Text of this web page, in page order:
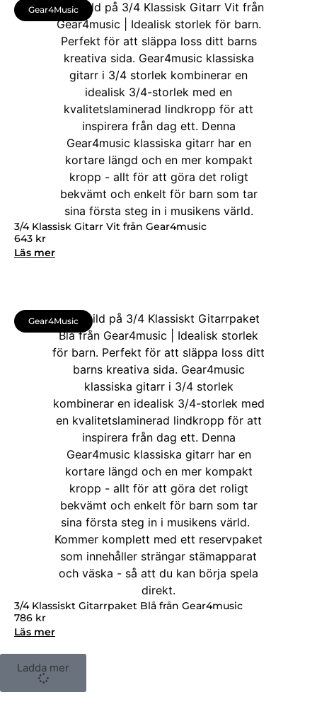
Gear4Music
3/4 Klassisk Gitarr Vit från Gear4music
643 kr
Läs mer
Gear4Music
3/4 Klassiskt Gitarrpaket Blå från Gear4music
786 kr
Läs mer
Ladda mer